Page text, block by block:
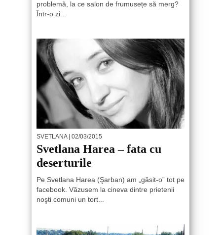
problemă, la ce salon de frumusețe să merg?
Într-o zi...
SVETLANA| 02/03/2015
Svetlana Harea – fata cu
deserturile
Pe Svetlana Harea (Şarban) am „găsit-o” tot pe
facebook. Văzusem la cineva dintre prietenii
noşti comuni un tort...